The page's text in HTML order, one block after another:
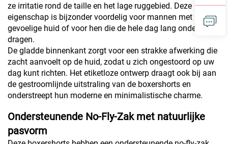
ze irritatie rond de taille en het lage ruggebied. Deze
eigenschap is bijzonder voordelig voor mannen met
gevoelige huid of voor hen die de hele dag lang ondergoed
dragen.
De gladde binnenkant zorgt voor een strakke afwerking die
zacht aanvoelt op de huid, zodat u zich ongestoord op uw
dag kunt richten. Het etiketloze ontwerp draagt ook bij aan
de gestroomlijnde uitstraling van de boxershorts en
onderstreept hun moderne en minimalistische charme.
Ondersteunende No-Fly-Zak met natuurlijke
pasvorm